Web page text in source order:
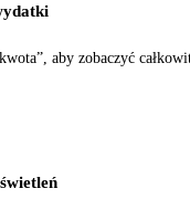
aby zobaczyć